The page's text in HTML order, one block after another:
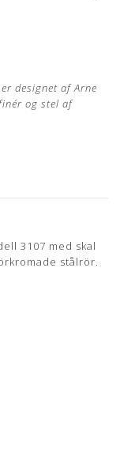
designet af Arne
og stel af
3107 med skal
stålrör.